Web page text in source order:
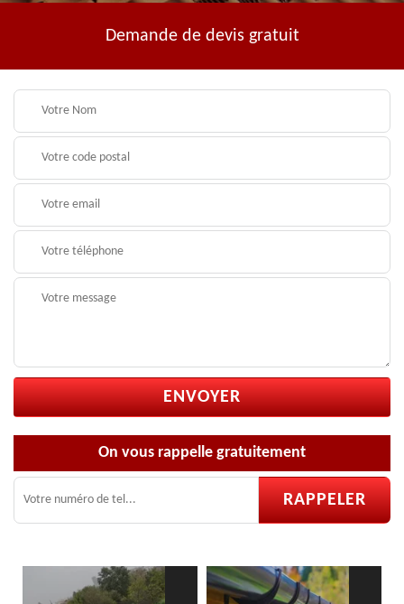
Demande de devis gratuit
On vous rappelle gratuitement